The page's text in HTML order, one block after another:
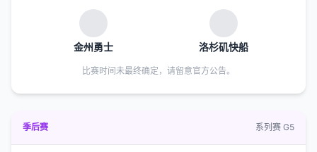
金州勇士 洛杉矶快船
比赛时间未最终确定，请留意官方公告。
季后赛 系列赛 G5